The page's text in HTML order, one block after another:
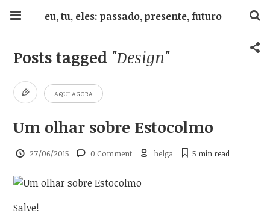
eu, tu, eles: passado, presente, futuro
Posts tagged "Design"
AQUI AGORA
Um olhar sobre Estocolmo
27/06/2015 0 Comment helga 5 min read
Salve!